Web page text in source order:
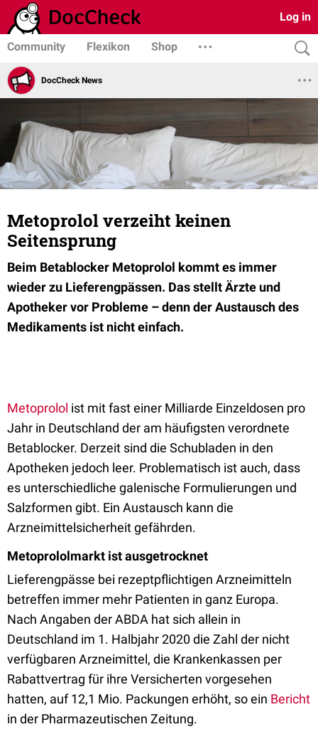
Log in
Community Flexikon Shop
DocCheck News
Metoprolol verzeiht keinen
Seitensprung
Beim Betablocker Metoprolol kommt es immer
wieder zu Lieferengpässen. Das stellt Ärzte und
Apotheker vor Probleme – denn der Austausch des
Medikaments ist nicht einfach.
Metoprolol ist mit fast einer Milliarde Einzeldosen pro
Jahr in Deutschland der am häufigsten verordnete
Betablocker. Derzeit sind die Schubladen in den
Apotheken jedoch leer. Problematisch ist auch, dass
es unterschiedliche galenische Formulierungen und
Salzformen gibt. Ein Austausch kann die
Arzneimittelsicherheit gefährden.
Metoprololmarkt ist ausgetrocknet
Lieferengpässe bei rezeptpflichtigen Arzneimitteln
betreffen immer mehr Patienten in ganz Europa.
Nach Angaben der ABDA hat sich allein in
Deutschland im 1. Halbjahr 2020 die Zahl der nicht
verfügbaren Arzneimittel, die Krankenkassen per
Rabattvertrag für ihre Versicherten vorgesehen
hatten, auf 12,1 Mio. Packungen erhöht, so ein Bericht
in der Pharmazeutischen Zeitung.